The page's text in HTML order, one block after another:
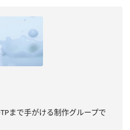
まで手がける制作グループで